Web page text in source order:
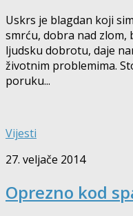
Uskrs je blagdan koji
smrću, dobra nad zlom,
ljudsku dobrotu, daje
životnim problemima.
poruku...
Vijesti
27. veljače 2014
Oprezno kod